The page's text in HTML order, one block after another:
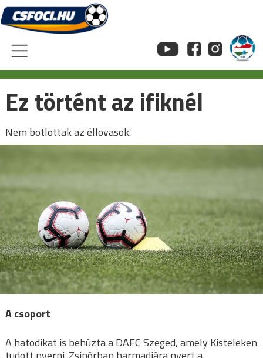
Skip
to
content
Ez történt az ifiknél
Nem botlottak az éllovasok.
A csoport
A hatodikat is behúzta a DAFC Szeged, amely Kisteleken